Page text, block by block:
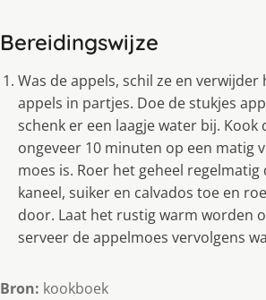
Bereidingswijze
Was de appels, schil ze en verwijder
appels in partjes. Doe de stukjes
schenk er een laagje water bij. Kook
ongeveer 10 minuten op een matig
moes is. Roer het geheel regelmatig
kaneel, suiker en calvados toe en
door. Laat het rustig warm worden
serveer de appelmoes vervolgens
Bron: kookboek